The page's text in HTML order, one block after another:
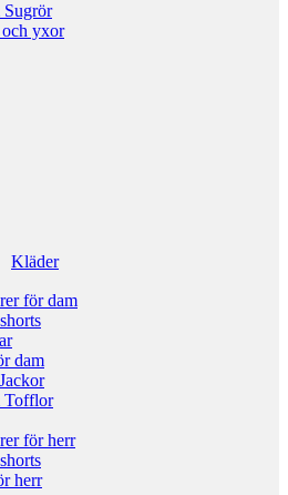
Sugrör
yxor
Kläder
för dam
dam
Tofflor
för herr
herr